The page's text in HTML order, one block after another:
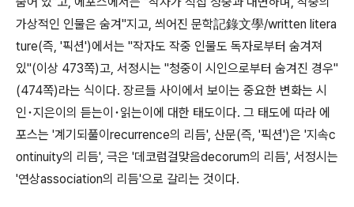
가상적인 인물은 숨겨"지고, 씌어진 문학記錄文學/written litera
ture(즉, '픽션')에서는 "작자도 작중 인물도 독자로부터 숨겨져
있"(이상 473쪽)고, 서정시는 "청중이 시인으로부터 숨겨진 경우"
(474쪽)라는 식이다. 장르들 사이에서 보이는 중요한 변화는 시
인･지은이의 듣는이･읽는이에 대한 태도이다. 그 태도에 따라 에
포스는 '계기되풀이recurrence의 리듬', 산문(즉, '픽션')은 '지속c
ontinuity의 리듬', 극은 '데코럼걸맞음decorum의 리듬', 서정시는
'연상association의 리듬'으로 갈리는 것이다.